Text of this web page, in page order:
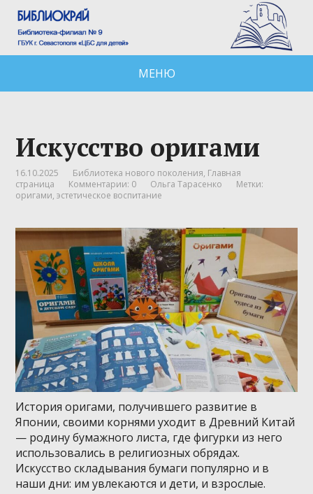
МЕНЮ
Искусство оригами
16.10.2025 Библиотека нового поколения, Главная
страница
Комментарии: 0 Ольга Тарасенко
Метки:
оригами,эстетическое воспитание
История оригами, получившего развитие в
Японии, своими корнями уходит в Древний Китай
— родину бумажного листа, где фигурки из него
использовались в религиозных обрядах.
Искусство складывания бумаги популярно и в
наши дни: им увлекаются и дети, и взрослые.